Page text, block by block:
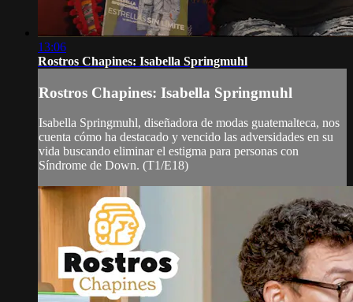
13:06
Rostros Chapines: Isabella Springmuhl
Rostros Chapines: Isabella Springmuhl
Isabella Springmuhl, diseñadora de modas guatemalteca, nos
cuenta cómo ha destacado y vencido las adversidades en su
vida buscando eliminar el estigma para personas con
Síndrome de Down. (T1/E18)